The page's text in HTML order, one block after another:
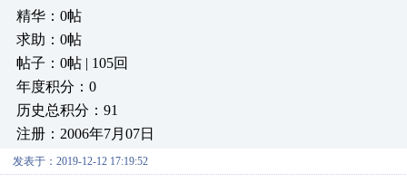
精华：0帖
求助：0帖
帖子：0帖 | 105回
年度积分：0
历史总积分：91
注册：2006年7月07日
发表于：2019-12-12 17:19:52